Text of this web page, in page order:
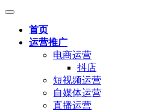
首页
运营推广
电商运营
抖店
短视频运营
自媒体运营
直播运营